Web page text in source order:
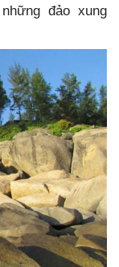
đảo xung